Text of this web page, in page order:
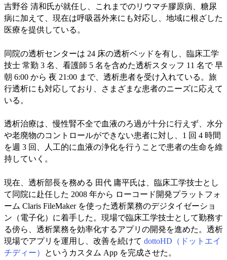
吉野谷 清和氏が就任し、これまでのリウマチ膠原病、糖尿
病に加えて、現在は呼吸器外来にも対応し、地域に根ざした
医療を提供している。
同院の透析センターは 24 床の透析ベッドを有し、臨床工学
技士 常勤 3 名、看護師 5 名を含めた透析スタッフ 11 名で 早
朝 6:00 から 夜 21:00 まで、透析患者を受け入れている。旅
行透析にも対応しており、さまざまな患者のニーズに応えて
いる。
透析治療は、慢性腎不全で血液のろ過が十分に行えず、水分
や老廃物のコントロールができない患者に対し、1 回 4 時間
を週 3 回、人工的に血液の浄化を行うことで患者の生命を維
持していく。
現在、透析部長を務める 田代 庸平氏は、臨床工学技士とし
て同院に赴任した 2008 年から ローコード開発プラットフォ
ーム Claris FileMaker を使った透析業務のデジタイゼーショ
ン（電子化）に着手した。現場で臨床工学技士として勤務す
る傍ら、透析業務を効率化するアプリの開発を進めた。透析
現場でアプリを運用し、改善を続けて dottoHD（ドットエイ
チディー）
というカスタム App を完成させた。